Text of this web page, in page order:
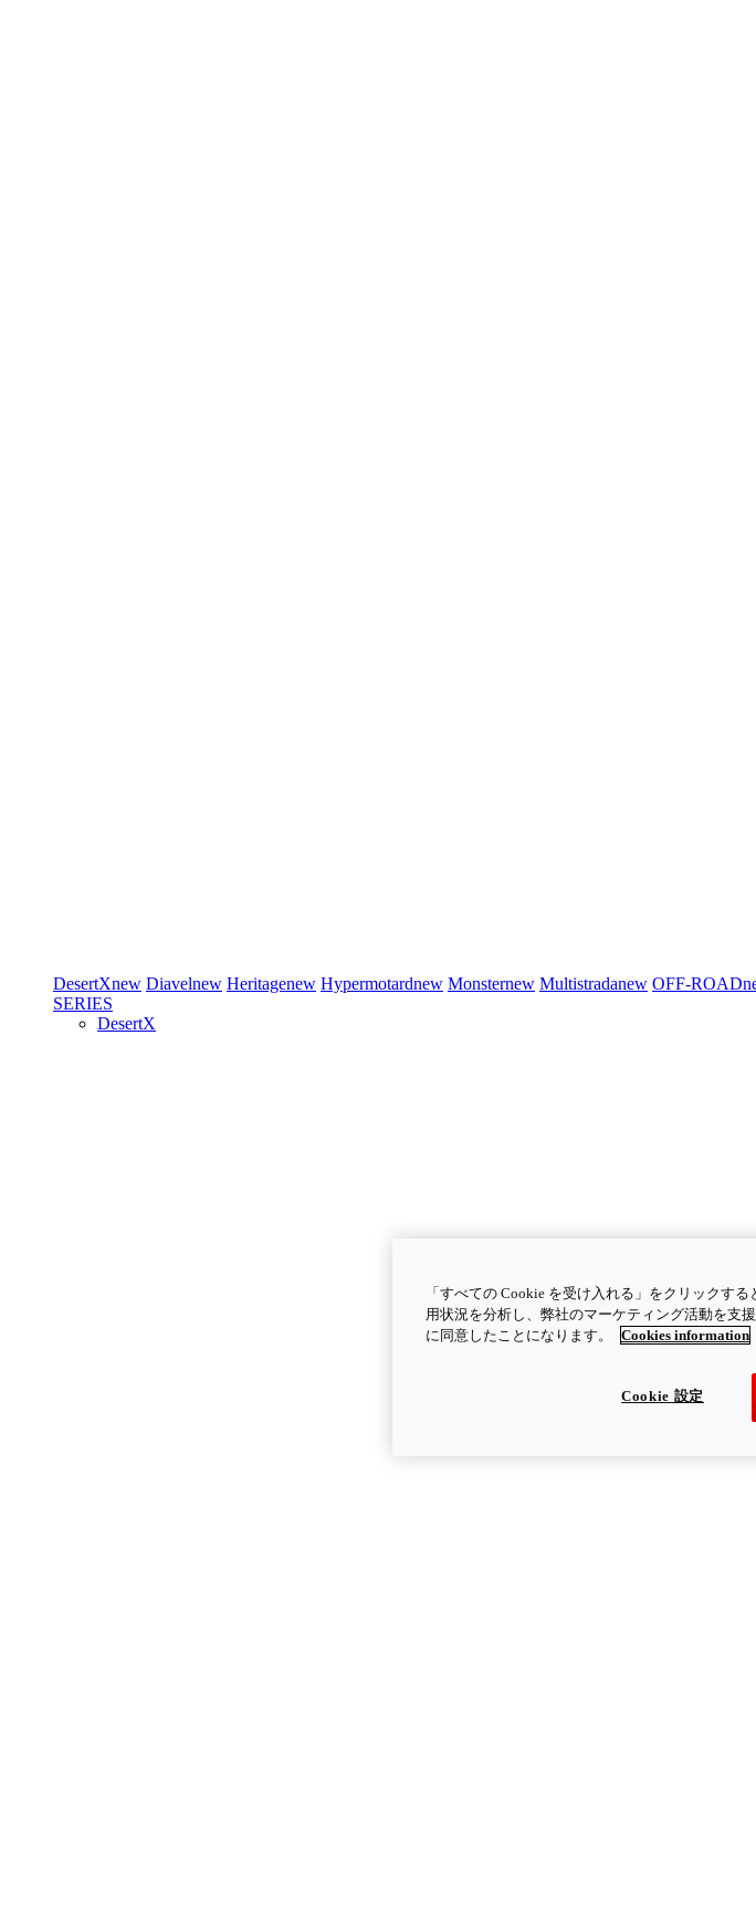
DesertXnew Diavelnew Heritagenew Hypermotardnew Monsternew Multistradanew OFF-ROAD
SERIES
DesertX
「すべての Cookie を受け入れる」をクリックす
用状況を分析し、弊社のマーケティング活動を支
に同意したことになります。
Cookies information
Cookie 設定